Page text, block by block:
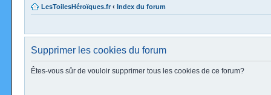
LesToilesHéroïques.fr ‹ Index du forum
Supprimer les cookies du forum
Êtes-vous sûr de vouloir supprimer tous les cookies de ce forum?